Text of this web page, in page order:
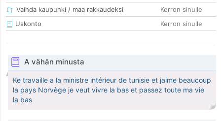
Vaihda kaupunki / maa rakkaudeksi
Kerron sinulle
Uskonto
Kerron sinulle
A vähän minusta
Ke travaille a la ministre intérieur de tunisie et jaime beaucoup
la pays Norvège je veut vivre la bas et passez toute ma vie
la bas